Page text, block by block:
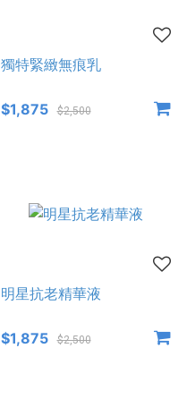
獨特緊緻無痕乳
$1,875 $2,500
明星抗老精華液
$1,875 $2,500